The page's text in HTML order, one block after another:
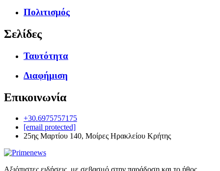
Πολιτισμός
Σελίδες
Ταυτότητα
Διαφήμιση
Επικοινωνία
+30.6975757175
[email protected]
25ης Μαρτίου 140, Μοίρες Ηρακλείου Κρήτης